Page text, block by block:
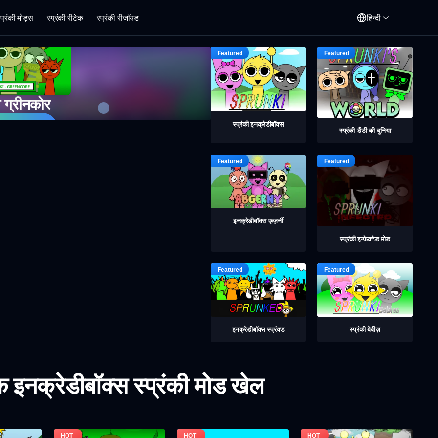
मोड्स स्प्रंकी रीटेक स्प्रंकी रीजॉयड हिन्दी
स्प्रंकी इनक्रेडीबॉक्स
स्प्रंकी डैंडी की दुनिया
इनक्रेडीबॉक्स एब्ज़र्नी
स्प्रंकी इन्फेक्टेड मोड
इनक्रेडीबॉक्स स्प्रंक्ड स्प्रंकी बेबीज़
इनक्रेडीबॉक्स स्प्रंकी मोड खेल